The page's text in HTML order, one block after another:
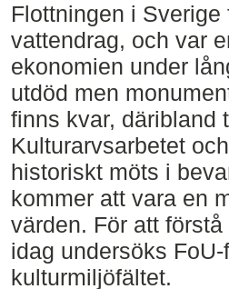
Flottningen i
vattendrag, och var
ekonomien under
utdöd men
finns kvar, däribland
Kulturarvsarbetet
historiskt möts i
kommer att vara en
värden. För att
idag undersöks
kulturmiljöfältet.